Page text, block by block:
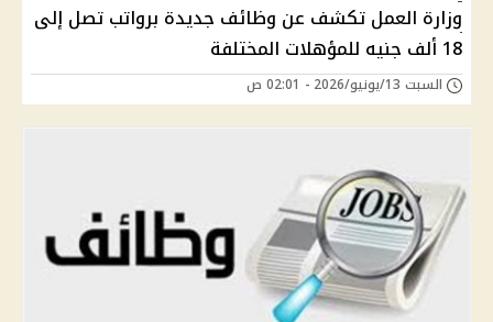
وزارة العمل تكشف عن وظائف جديدة برواتب تصل إلى
18 ألف جنيه للمؤهلات المختلفة
السبت 13/يونيو/2026 - 02:01 ص